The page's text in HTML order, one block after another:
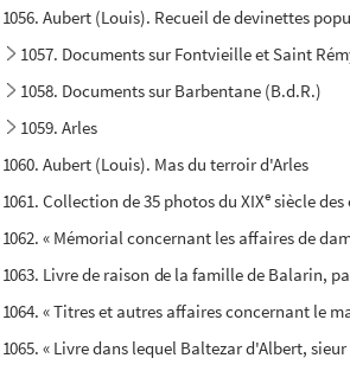
1056. Aubert (Louis). Recueil de devinettes
1057. Documents sur Fontvieille et Saint
1058. Documents sur Barbentane (B.d.R.)
1059. Arles
1060. Aubert (Louis). Mas du terroir d'Arles
1061. Collection de 35 photos du XIXe siècle
1062. « Mémorial concernant les affaires de
1063. Livre de raison de la famille de Balarin,
1064. « Titres et autres affaires concernant le
1065. « Livre dans lequel Baltezar d'Albert,